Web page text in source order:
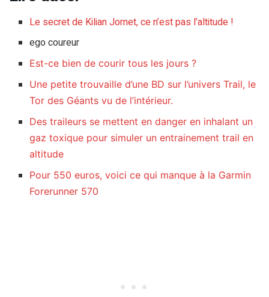
Le secret de Kilian Jornet, ce n’est pas l’altitude !
ego coureur
Est-ce bien de courir tous les jours ?
Une petite trouvaille d’une BD sur l’univers Trail, le
Tor des Géants vu de l’intérieur.
Des traileurs se mettent en danger en inhalant un
gaz toxique pour simuler un entrainement trail en
altitude
Pour 550 euros, voici ce qui manque à la Garmin
Forerunner 570